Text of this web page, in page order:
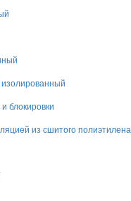
блокировки
из сшитого полиэтилена